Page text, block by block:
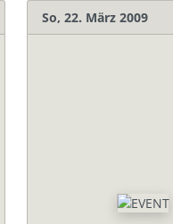
So, 22. März 2009